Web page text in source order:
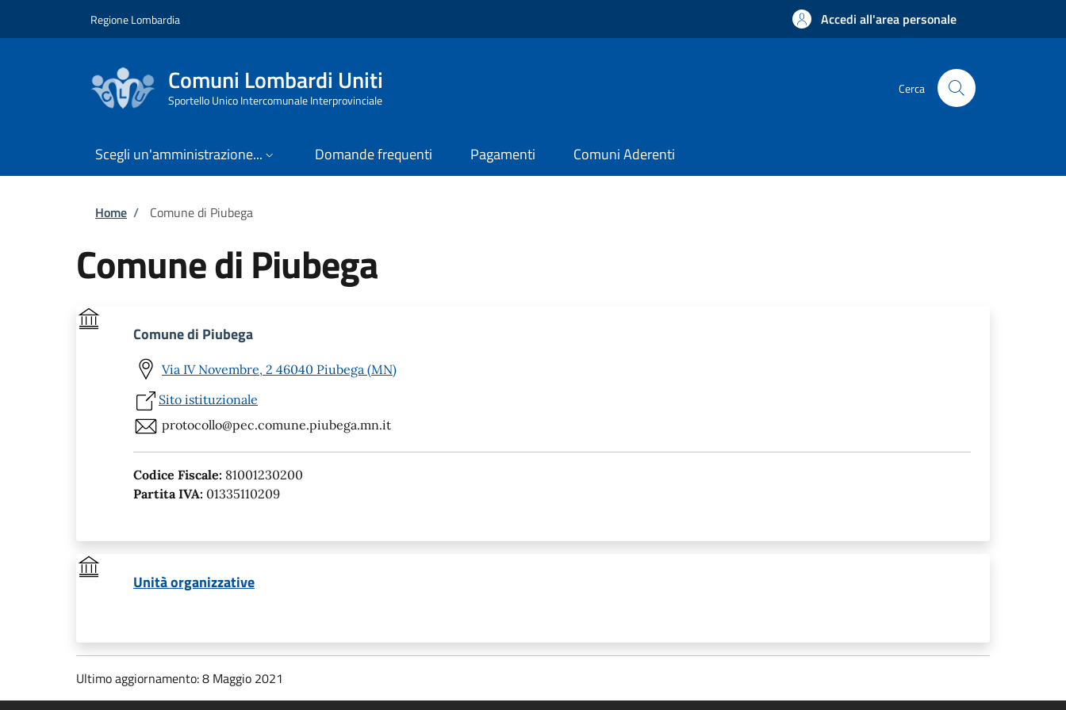
Regione Lombardia Accedi all'area personale
Comuni Lombardi Uniti
Sportello Unico Intercomunale Interprovinciale
Cerca
Scegli un'amministrazione... Domande frequenti Pagamenti Comuni Aderenti
Briciole di pane
Home / Comune di Piubega
Comune di Piubega
Comune di Piubega
Via IV Novembre, 2 46040 Piubega (MN)
Sito istituzionale
protocollo@pec.comune.piubega.mn.it
Codice Fiscale: 81001230200
Partita IVA: 01335110209
Unità organizzative
Ultimo aggiornamento: 8 Maggio 2021